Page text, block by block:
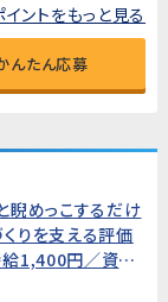
ントをもっと見る
んたん応募
睨めっこするだけ
りを支える評価
給1,400円／資格